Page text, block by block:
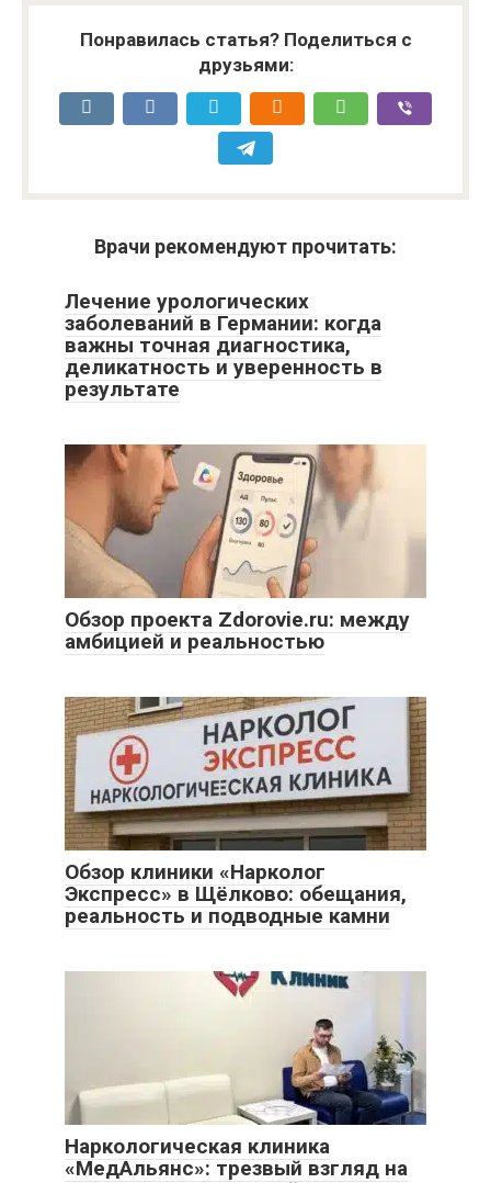
Понравилась статья? Поделиться с
друзьями:
Врачи рекомендуют прочитать:
Лечение урологических
заболеваний в Германии: когда
важны точная диагностика,
деликатность и уверенность в
результате
Обзор проекта Zdorovie.ru: между
амбицией и реальностью
Обзор клиники «Нарколог
Экспресс» в Щёлково: обещания,
реальность и подводные камни
Наркологическая клиника
«МедАльянс»: трезвый взгляд на